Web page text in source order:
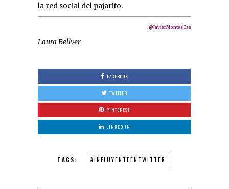
la red social del pajarito.
@JavierMontesCas
Laura Bellver
FACEBOOK
TWITTER
PINTEREST
LINKED IN
TAGS: #INFLUYENTEENTWITTER